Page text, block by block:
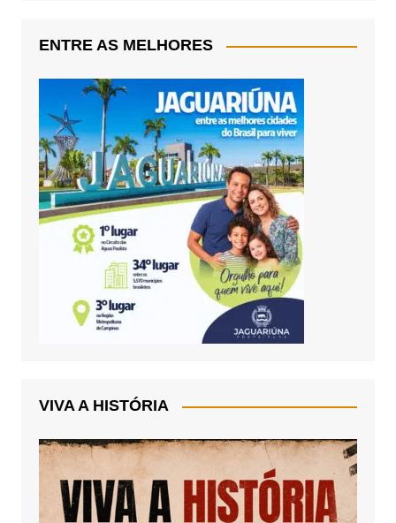
ENTRE AS MELHORES
VIVA A HISTÓRIA